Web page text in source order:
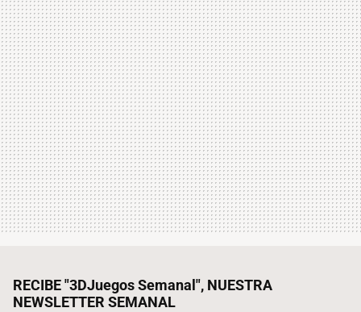
RECIBE "3DJuegos Semanal", NUESTRA
NEWSLETTER SEMANAL